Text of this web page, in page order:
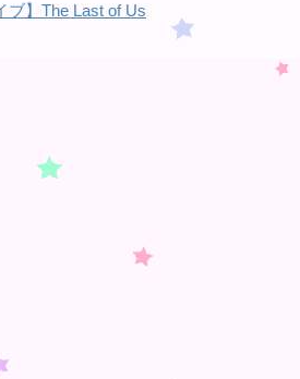
ブ】The Last of Us